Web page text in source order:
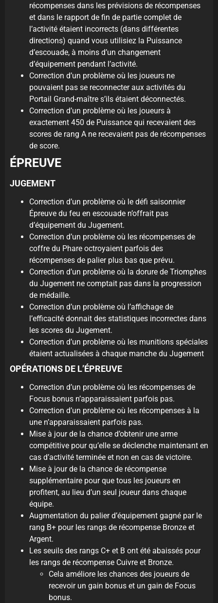
récompenses dans les prévisions de récompenses
et dans le rapport de fin de partie complet de
l’activité étaient incorrects (dans différentes
directions) quand vous utilisiez la Puissance
d’escouade, à moins d’un changement
d’équipement pendant l’activité.
Correction d’un problème où les joueurs ne
pouvaient pas se reconnecter aux activités du
Portail Grand-maître s’ils étaient déconnectés.
Correction d’un problème où les joueurs à
exactement 450 de Puissance qui recevaient des
scores de rang A ne recevaient pas de récompenses
de score.
ÉPREUVE
JUGEMENT
Correction d’un problème où le défi saisonnier
Épreuve du feu en escouade n’offrait pas
d’équipement du Jugement.
Correction d’un problème où les récompenses de
coffre du Phare octroyaient parfois des
récompenses de palier plus bas que prévu.
Correction d’un problème où la dorure de Triomphes
du Jugement ne comptait pas dans la progression
de médaille.
Correction d’un problème où l’affichage de
l’efficacité donnait des statistiques incorrectes dans
les scores du Jugement.
Correction d’un problème où les munitions spéciales
étaient actualisées à chaque manche du Jugement
OPÉRATIONS DE L’ÉPREUVE
Correction d’un problème où les récompenses de
Focus bonus n’apparaissaient parfois pas.
Correction d’un problème où les récompenses à la
une n’apparaissaient parfois pas.
Mise à jour de la chance d’obtenir une arme
compétitive pour qu’elle se déclenche maintenant en
cas d’activité terminée et non en cas de victoire.
Mise à jour de la chance de récompense
supplémentaire pour que tous les joueurs en
profitent, au lieu d’un seul joueur dans chaque
équipe.
Augmentation du palier d’équipement gagné par le
rang B+ pour les rangs de récompense Bronze et
Argent.
Les seuils des rangs C+ et B ont été abaissés pour
les rangs de récompense Cuivre et Bronze.
Cela améliore les chances des joueurs de
recevoir un gain bonus et un gain de Focus
bonus.